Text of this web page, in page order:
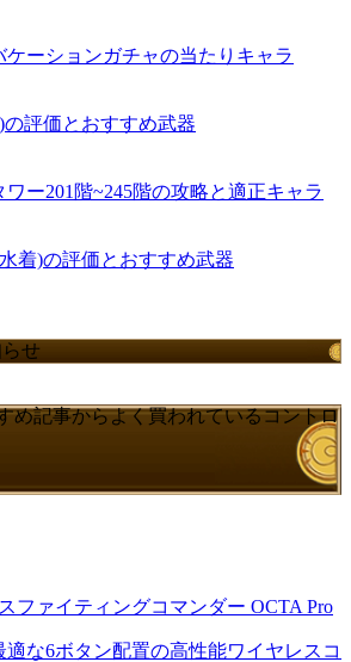
ケーションガチャの当たりキャラ
評価とおすすめ武器
ー201階~245階の攻略と適正キャラ
着)の評価とおすすめ武器
せ
め記事からよく買われているコントロ
ファイティングコマンダー OCTA Pro
な6ボタン配置の高性能ワイヤレスコ